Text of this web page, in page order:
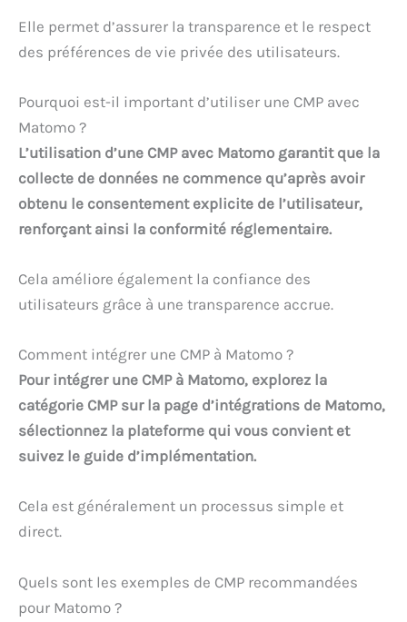
Elle permet d’assurer la transparence et le respect
des préférences de vie privée des utilisateurs.
Pourquoi est-il important d’utiliser une CMP avec
Matomo ?
L’utilisation d’une CMP avec Matomo garantit que la
collecte de données ne commence qu’après avoir
obtenu le consentement explicite de l’utilisateur,
renforçant ainsi la conformité réglementaire.
Cela améliore également la confiance des
utilisateurs grâce à une transparence accrue.
Comment intégrer une CMP à Matomo ?
Pour intégrer une CMP à Matomo, explorez la
catégorie CMP sur la page d’intégrations de Matomo,
sélectionnez la plateforme qui vous convient et
suivez le guide d’implémentation.
Cela est généralement un processus simple et
direct.
Quels sont les exemples de CMP recommandées
pour Matomo ?